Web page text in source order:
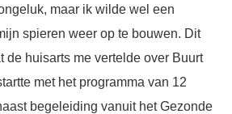
maar ik wilde wel een
spieren weer op te bouwen. Dit
de huisarts me vertelde over Buurt
met het programma van 12
begeleiding vanuit het Gezonde